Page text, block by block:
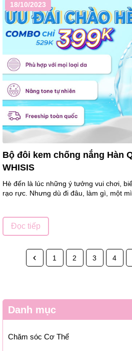
18/10/2023
Bộ đôi kem chống nắng Hàn
WHISIS
Hè đến là lúc những ý tưởng vui chơi,
rạo rực. Nhưng dù đi đâu, làm gì, một
Đọc tiếp
1 2 3 4
Danh mục
Chăm sóc Cơ Thể